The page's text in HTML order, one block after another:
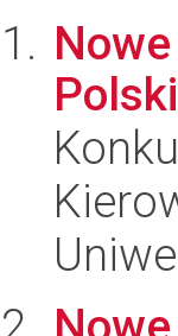
Polski